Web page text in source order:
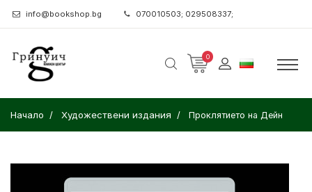
info@bookshop.bg 070010503; 029508337;
0
Начало Художествени издания Проклятието на Дейн